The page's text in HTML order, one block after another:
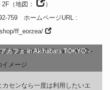
2F（地図：
）
759 ホームページURL:
ff_eorzea/
カフェ in Akihabara TOKYO -
センなら一度は利用したいエ